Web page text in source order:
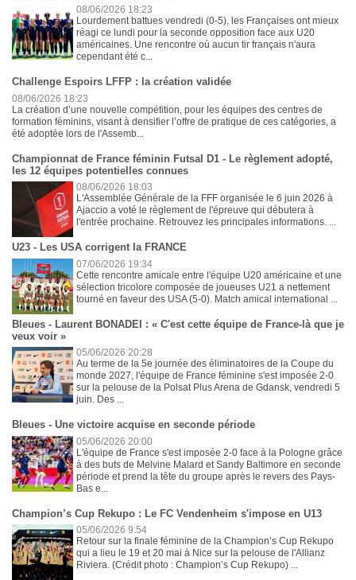
08/06/2026 18:23
Lourdement battues vendredi (0-5), les Françaises ont mieux
réagi ce lundi pour la seconde opposition face aux U20
américaines. Une rencontre où aucun tir français n'aura
cependant été c...
Challenge Espoirs LFFP : la création validée
08/06/2026 18:23
La création d’une nouvelle compétition, pour les équipes des centres de
formation féminins, visant à densifier l’offre de pratique de ces catégories, a
été adoptée lors de l'Assemb...
Championnat de France féminin Futsal D1 - Le règlement adopté,
les 12 équipes potentielles connues
08/06/2026 18:03
L'Assemblée Générale de la FFF organisée le 6 juin 2026 à
Ajaccio a voté le règlement de l'épreuve qui débutera à
l'entrée prochaine. Retrouvez les principales informations. ...
U23 - Les USA corrigent la FRANCE
07/06/2026 19:34
Cette rencontre amicale entre l'équipe U20 américaine et une
sélection tricolore composée de joueuses U21 a nettement
tourné en faveur des USA (5-0). Match amical international ...
Bleues - Laurent BONADEI : « C'est cette équipe de France-là que je
veux voir »
05/06/2026 20:28
Au terme de la 5e journée des éliminatoires de la Coupe du
monde 2027, l'équipe de France féminine s'est imposée 2-0
sur la pelouse de la Polsat Plus Arena de Gdansk, vendredi 5
juin. Des ...
Bleues - Une victoire acquise en seconde période
05/06/2026 20:00
L'équipe de France s'est imposée 2-0 face à la Pologne grâce
à des buts de Melvine Malard et Sandy Baltimore en seconde
période et prend la tête du groupe après le revers des Pays-
Bas e...
Champion’s Cup Rekupo : Le FC Vendenheim s'impose en U13
05/06/2026 9:54
Retour sur la finale féminine de la Champion’s Cup Rekupo
qui a lieu le 19 et 20 mai à Nice sur la pelouse de l'Allianz
Riviera. (Crédit photo : Champion’s Cup Rekupo) ...